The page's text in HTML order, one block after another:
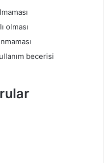
olması
becerisi